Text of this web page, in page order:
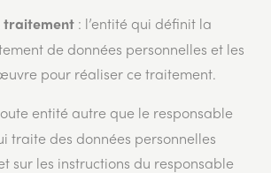
traitement : l’entité qui définit la
de données personnelles et les
pour réaliser ce traitement.
entité autre que le responsable
traite des données personnelles
sur les instructions du responsable